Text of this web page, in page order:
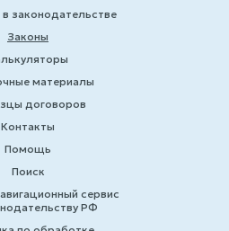
законодательстве
Законы
материалы
договоров
Контакты
Помощь
Поиск
сервис
РФ